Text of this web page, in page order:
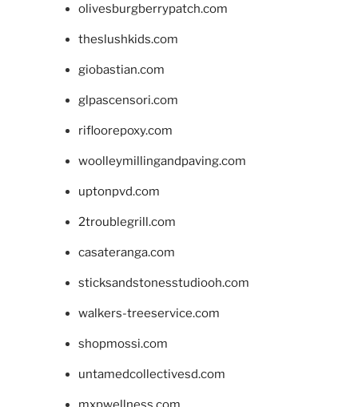
olivesburgberrypatch.com
theslushkids.com
giobastian.com
glpascensori.com
rifloorepoxy.com
woolleymillingandpaving.com
uptonpvd.com
2troublegrill.com
casateranga.com
sticksandstonesstudiooh.com
walkers-treeservice.com
shopmossi.com
untamedcollectivesd.com